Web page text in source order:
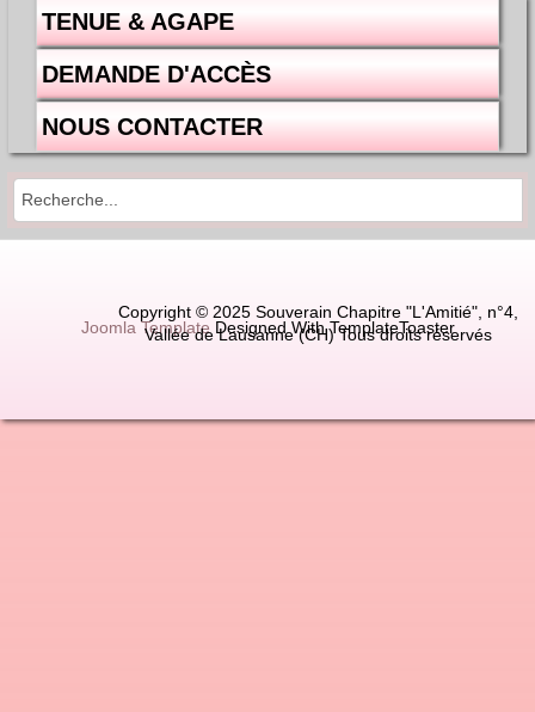
TENUE & AGAPE
DEMANDE D'ACCÈS
NOUS CONTACTER
Copyright © 2025 Souverain Chapitre "L'Amitié", n°4,
Vallée de Lausanne (CH) Tous droits réservés
Joomla Template Designed With TemplateToaster